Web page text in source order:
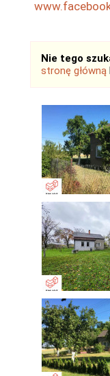
Nie tego
stronę główną